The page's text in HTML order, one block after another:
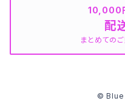
10,000
配
まとめての
© Blue